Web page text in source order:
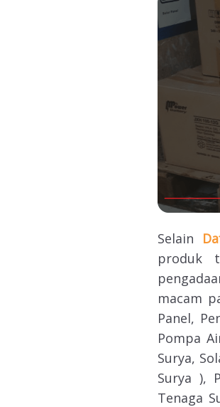
Selain
produk
macam
Panel,
Pompa
Surya,
Surya ),
Tenaga